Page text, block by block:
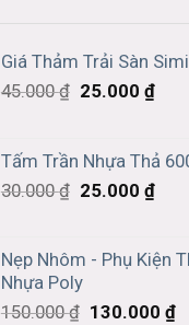
Giá Thảm Trải Sàn
45.000₫ 25.000 ₫
Tấm Trần Nhựa Thả
30.000₫ 25.000 ₫
Nẹp Nhôm - Phụ Kiện
Nhựa Poly
150.000₫ 130.000 ₫